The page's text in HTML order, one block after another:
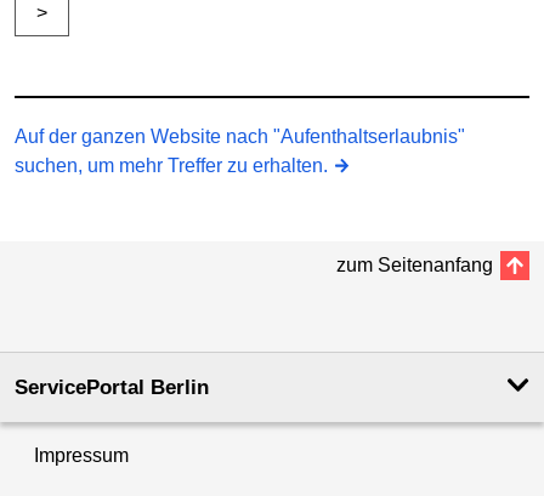
>
Auf der ganzen Website nach "Aufenthaltserlaubnis"
suchen, um mehr Treffer zu erhalten.
zum Seitenanfang
ServicePortal Berlin
Impressum